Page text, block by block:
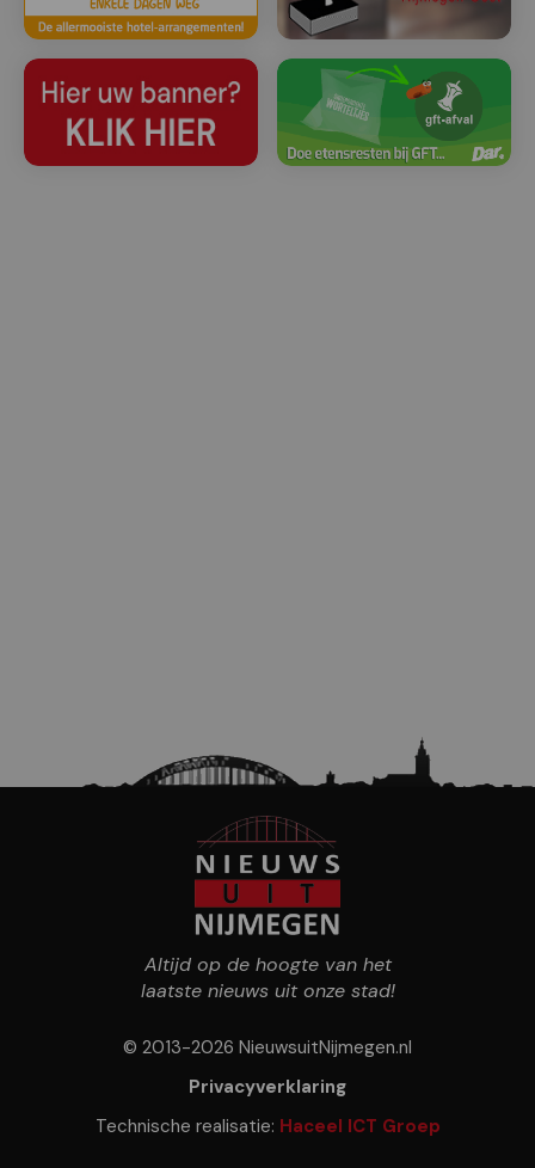
Altijd op de hoogte van het
laatste nieuws uit onze stad!
© 2013-2026 NieuwsuitNijmegen.nl
Privacyverklaring
Technische realisatie: Haceel ICT Groep